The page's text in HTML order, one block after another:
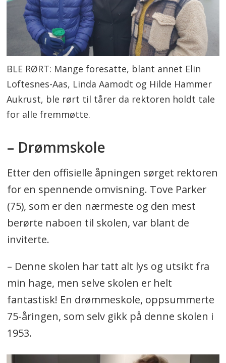
BLE RØRT: Mange foresatte, blant annet Elin
Loftesnes-Aas, Linda Aamodt og Hilde Hammer
Aukrust, ble rørt til tårer da rektoren holdt tale
for alle fremmøtte.
– Drømmskole
Etter den offisielle åpningen sørget rektoren
for en spennende omvisning. Tove Parker
(75), som er den nærmeste og den mest
berørte naboen til skolen, var blant de
inviterte.
– Denne skolen har tatt alt lys og utsikt fra
min hage, men selve skolen er helt
fantastisk! En drømmeskole, oppsummerte
75-åringen, som selv gikk på denne skolen i
1953.